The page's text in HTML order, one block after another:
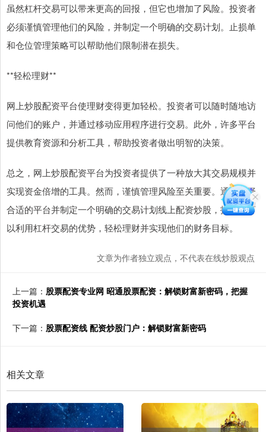
虽然杠杆交易可以带来更高的回报，但它也增加了风险。投资者
必须谨慎管理他们的风险，并制定一个明确的交易计划。止损单
和仓位管理策略可以帮助他们限制潜在损失。
**轻松理财**
网上炒股配资平台使理财变得更加轻松。投资者可以随时随地访
问他们的账户，并通过移动应用程序进行交易。此外，许多平台
提供教育资源和分析工具，帮助投资者做出明智的决策。
总之，网上炒股配资平台为投资者提供了一种放大其交易规模并
实现资金倍增的工具。然而，谨慎管理风险至关重要。通过选择
合适的平台并制定一个明确的交易计划线上配资炒股，投资者可
以利用杠杆交易的优势，轻松理财并实现他们的财务目标。
文章为作者独立观点，不代表在线炒股观点
上一篇： 股票配资专业网 昭通股票配资：解锁财富新密码，把握
投资机遇
下一篇： 股票配资线 配资炒股门户：解锁财富新密码
相关文章